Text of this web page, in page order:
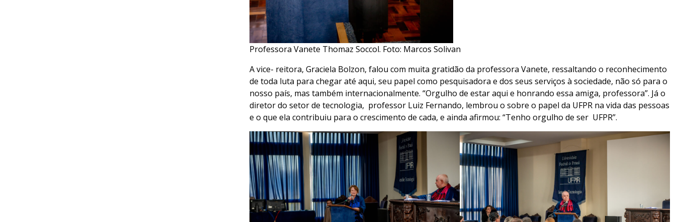
Professora Vanete Thomaz Soccol. Foto: Marcos Solivan
A vice- reitora, Graciela Bolzon, falou com muita gratidão da professora Vanete, ressaltando o reconhecimento
de toda luta para chegar até aqui, seu papel como pesquisadora e dos seus serviços à sociedade, não só para o
nosso país, mas também internacionalmente. “Orgulho de estar aqui e honrando essa amiga, professora”. Já o
diretor do setor de tecnologia, professor Luiz Fernando, lembrou o sobre o papel da UFPR na vida das pessoas
e o que ela contribuiu para o crescimento de cada, e ainda afirmou: “Tenho orgulho de ser UFPR”.